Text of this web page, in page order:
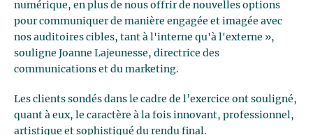
numérique, en plus de nous offrir de nouvelles options
pour communiquer de manière engagée et imagée avec
nos auditoires cibles, tant à l'interne qu'à l'externe »,
souligne Joanne Lajeunesse, directrice des
communications et du marketing.
Les clients sondés dans le cadre de l’exercice ont souligné,
quant à eux, le caractère à la fois innovant, professionnel,
artistique et sophistiqué du rendu final.